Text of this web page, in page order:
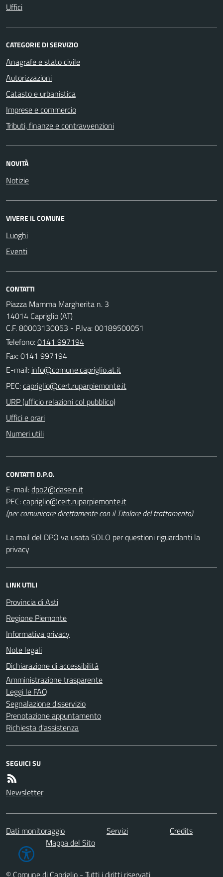
Uffici
CATEGORIE DI SERVIZIO
Anagrafe e stato civile
Autorizzazioni
Catasto e urbanistica
Imprese e commercio
Tributi, finanze e contravvenzioni
NOVITÀ
Notizie
VIVERE IL COMUNE
Luoghi
Eventi
CONTATTI
Piazza Mamma Margherita n. 3
14014 Capriglio (AT)
C.F. 80003130053 - P.Iva: 00189500051
Telefono:0141 997194
Fax: 0141 997194
E-mail:
PEC:
URP (ufficio relazioni col pubblico)
Uffici e orari
Numeri utili
CONTATTI D.P.O.
E-mail:
PEC:
(per comunicare direttamente con il Titolare del trattamento)
La mail del DPO va usata SOLO per questioni riguardanti la
privacy
LINK UTILI
Provincia di Asti
Regione Piemonte
Informativa privacy
Note legali
Dichiarazione di accessibilità
Amministrazione trasparente
Leggi le FAQ
Segnalazione disservizio
Prenotazione appuntamento
Richiesta d'assistenza
SEGUICI SU
Newsletter
Dati monitoraggio Servizi
Credits
Mappa del Sito
© Comune di Capriglio - Tutti i diritti riservati